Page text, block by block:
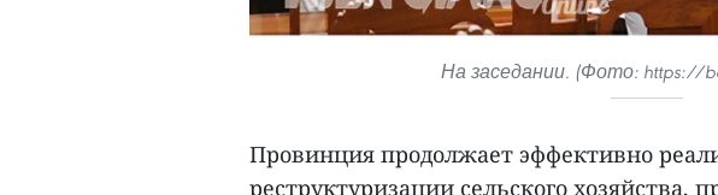
На заседании. (Фото: https://
Провинция продолжает эффективно
реструктуризации сельского хозяйства,